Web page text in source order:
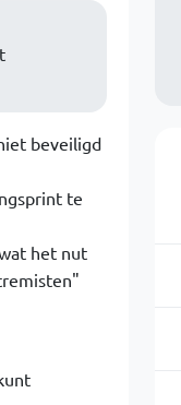
beveiligd
te
het nut